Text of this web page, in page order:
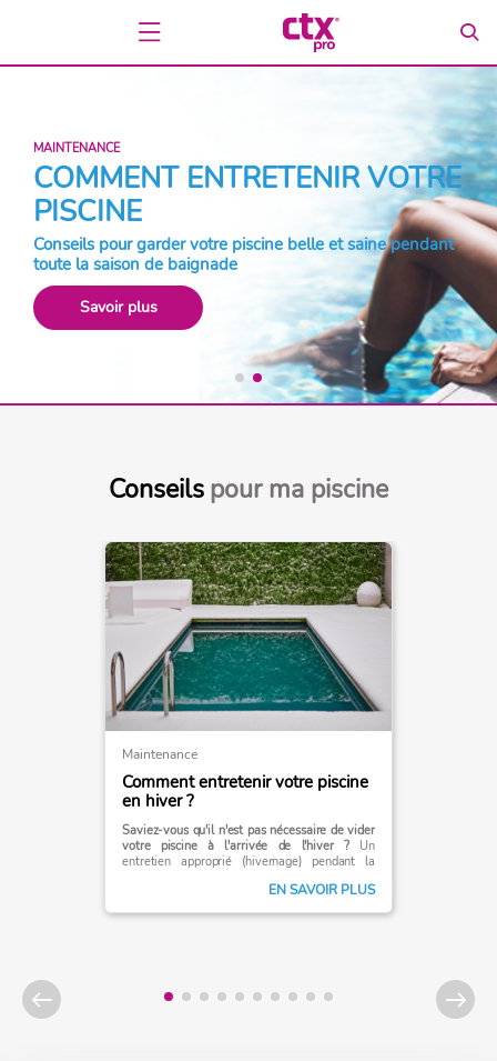
MAINTENANCE
COMMENT ENTRETENIR VOTRE
PISCINE
Conseils pour garder votre piscine belle et saine pendant
toute la saison de baignade
Savoir plus
Conseilspour ma piscine
Maintenance
Comment entretenir votre piscine
en hiver ?
Saviez-vous qu'il n'est pas nécessaire de vider
votre piscine à l'arrivée de l'hiver ? Un
entretien approprié (hivernage) pendant la
votre lecture pour découvrir comment
maintenir votre piscine en parfait état pendant
EN SAVOIR PLUS